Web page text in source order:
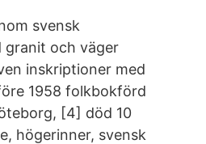
svensk
granit och väger
inskriptioner med
1958 folkbokförd
[4] död 10
högerinner, svensk